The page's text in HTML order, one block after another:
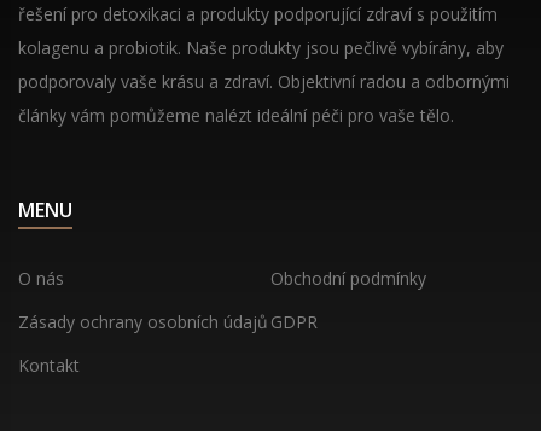
řešení pro detoxikaci a produkty podporující zdraví s použitím
kolagenu a probiotik. Naše produkty jsou pečlivě vybírány, aby
podporovaly vaše krásu a zdraví. Objektivní radou a odbornými
články vám pomůžeme nalézt ideální péči pro vaše tělo.
MENU
O nás
Obchodní podmínky
Zásady ochrany osobních údajů GDPR
Kontakt